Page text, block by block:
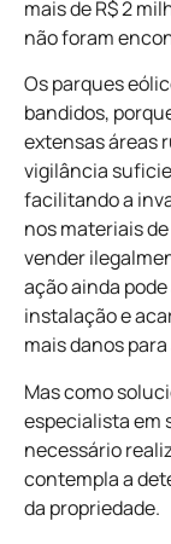
mais de R$ 2
não foram
Os parques
bandidos,
extensas áreas
vigilância
facilitando a
nos materiais
vender
ação ainda
instalação e
mais danos
Mas como
especialista em
necessário
contempla a
da propriedade.